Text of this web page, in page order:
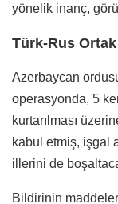
yönelik inanç,
Türk-Rus
Azerbaycan
operasyonda, 5
kurtarılması
kabul etmiş, işgal
illerini de
Bildirinin